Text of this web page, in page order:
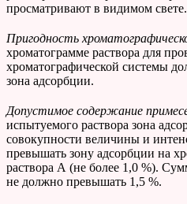
просматривают в видимом свете.
Пригодность
хроматограмме раствора для
хроматографической системы
зона адсорбции.
Допустимое содержание
испытуемого раствора зона
совокупности величины и
превышать зону адсорбции на
раствора А (не более 1,0 %).
не должно превышать 1,5 %.